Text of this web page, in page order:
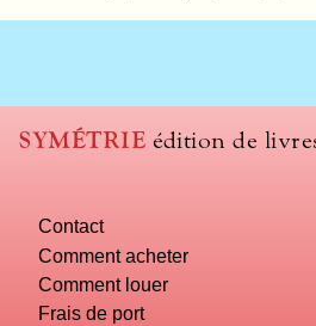
SYMÉTRIE édition de
Contact
Comment acheter
Comment louer
Frais de port